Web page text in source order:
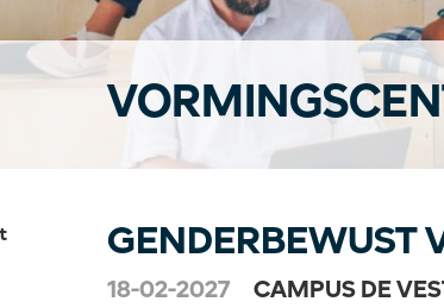
GENDERBEWUST
18-02-2027 CAMPUS DE